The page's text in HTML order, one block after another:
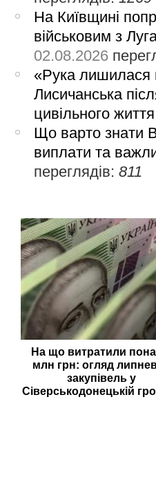
На Київщині
військовим з
02.08.2026
«Рука лишилася
Лисичанська
цивільного життя
Що варто знати
виплати та
переглядів:811
На що витратили
млн грн: огляд
закупівель у
Сіверськодонецькій